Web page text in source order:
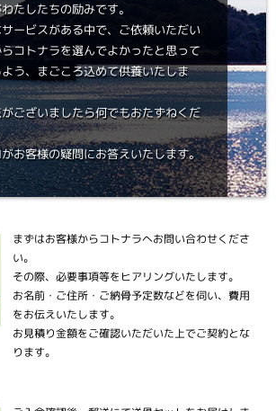
たしたちの励みです。
ービスがある中で、ご依頼いただい
コトナラを選んでよかったと思って
う、まごころ込めて供養いたしま
ございましたら何でもおたずねくだ
お客様の疑問にお答えいたします。
まずはお客様からコトナラへお問い合わせくださ
い。
その際、必要事項等をヒアリングいたします。
お名前・ご住所・ご納骨予定数などを伺い、費用
をお伝えいたします。
お見積り金額をご確認いただいた上でご契約とな
ります。